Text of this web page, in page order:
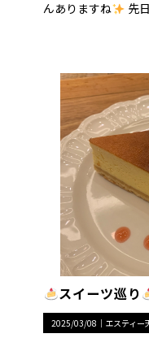
んありますね 先
スイーツ巡り
2025/03/08｜ エスティー